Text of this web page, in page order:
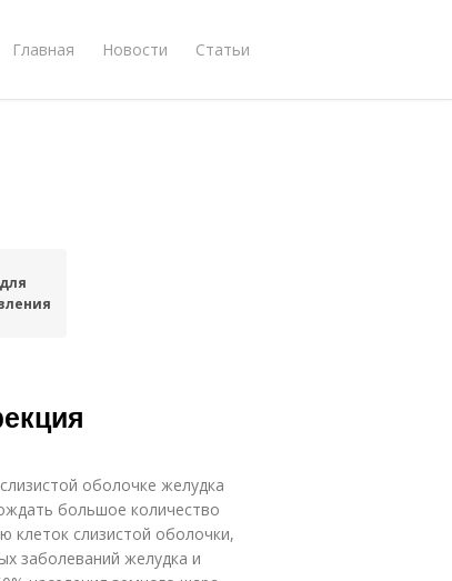
Главная Новости Статьи
оболочке желудка
большое количество
клеток слизистой оболочки,
заболеваний желудка и